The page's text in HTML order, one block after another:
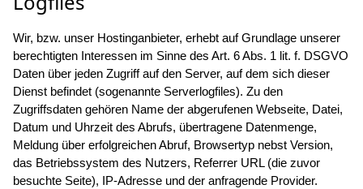
Wir, bzw. unser Hostinganbieter, erhebt auf Grundlage unserer
berechtigten Interessen im Sinne des Art. 6 Abs. 1 lit. f. DSGVO
Daten über jeden Zugriff auf den Server, auf dem sich dieser
Dienst befindet (sogenannte Serverlogfiles). Zu den
Zugriffsdaten gehören Name der abgerufenen Webseite, Datei,
Datum und Uhrzeit des Abrufs, übertragene Datenmenge,
Meldung über erfolgreichen Abruf, Browsertyp nebst Version,
das Betriebssystem des Nutzers, Referrer URL (die zuvor
besuchte Seite), IP-Adresse und der anfragende Provider.